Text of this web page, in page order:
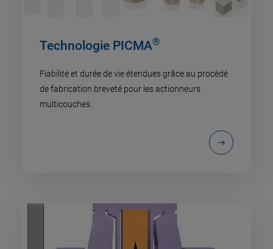
Technologie PICMA®
Fiabilité et durée de vie étendues grâce au procédé
de fabrication breveté pour les actionneurs
multicouches.